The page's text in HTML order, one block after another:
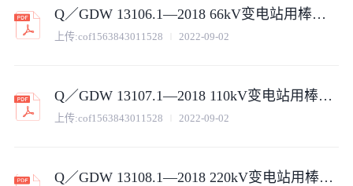
Q／GDW 13106.1—2018 66kV变电站用棒形支柱瓷绝缘子采购标准（第1部分：通用技术规范）
上传:cof1563843011528 2022-09-02
Q／GDW 13107.1—2018 110kV变电站用棒形支柱瓷绝缘子采购标准（第1部分：通用技术规范）
上传:cof1563843011528 2022-09-02
Q／GDW 13108.1—2018 220kV变电站用棒形支柱瓷绝缘子采购标准（第1部分：通用技术规范）